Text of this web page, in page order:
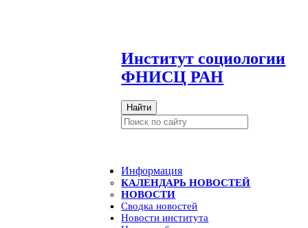
Институт социологии
ФНИСЦ РАН
Найти
Информация
КАЛЕНДАРЬ НОВОСТЕЙ
НОВОСТИ
Сводка новостей
Новости института